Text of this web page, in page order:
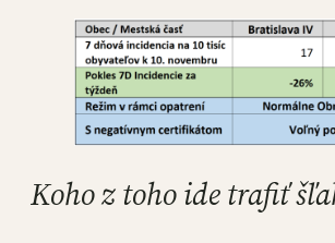
Koho z toho ide trafiť